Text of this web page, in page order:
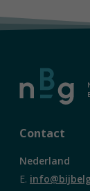
Contact
Nederland
E.